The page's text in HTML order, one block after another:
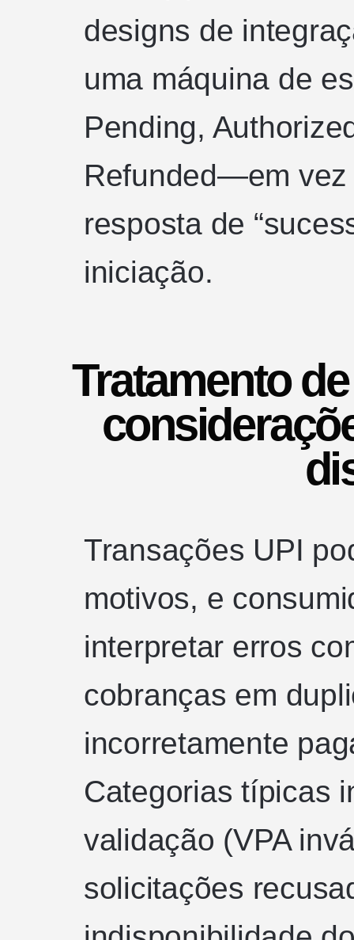
designs de
uma máquina de
Pending,
Refunded—em vez
resposta de
iniciação.
Tratamento
Transações UPI
motivos, e
interpretar erros
cobranças em
incorretamente
Categorias típicas
validação (VPA
solicitações